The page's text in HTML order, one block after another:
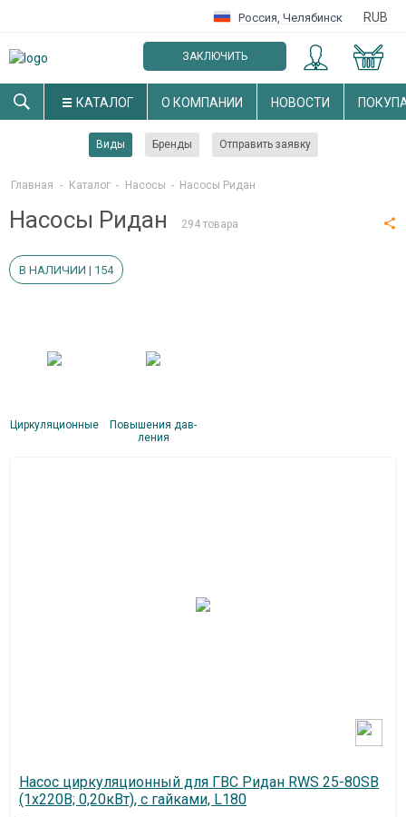
Россия, Челябинск RUB
ЗАКЛЮЧИТЬ
ОПТОВЫЙ ДОГОВОР
КАТАЛОГ О КОМПАНИИ НОВОСТИ
Виды Бренды Отправить заявку
Главная - Каталог - Насосы - Насосы Ридан
Насосы Ридан 294 товара
В НАЛИЧИИ | 154
Цир­ку­ляци­он­ные
По­выше­ния дав­
ле­ния
Насос циркуляционный для ГВС Ридан RWS 25-80SB
(1х220В; 0,20кВт), с гайками, L180